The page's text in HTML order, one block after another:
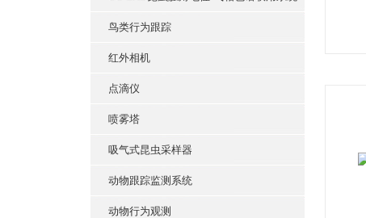
鸟类行为跟踪
红外相机
点滴仪
喷雾塔
吸气式昆虫采样器
动物跟踪监测系统
动物行为观测